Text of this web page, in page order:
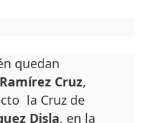
quedan
Cruz,
la Cruz de
Disla, en la